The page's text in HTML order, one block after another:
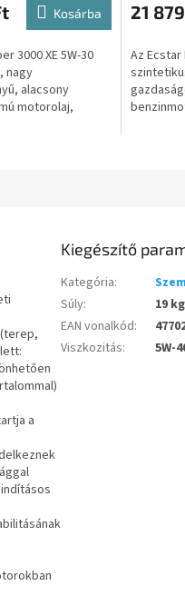
Kosárba
3000 XE 5W-30
nagy
alacsony
motorolaj,
21
Az Ecstar
a
Kiegészítő
Kategória:
Súly:
19 kg
EAN vonalkód:
Viszkozitás: 5W-